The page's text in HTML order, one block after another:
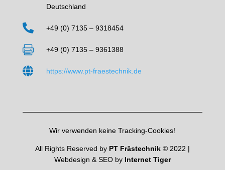
Deutschland
 +49 (0) 7135 – 9318454
 +49 (0) 7135 – 9361388
 https://www.pt-fraestechnik.de
Wir verwenden keine Tracking-Cookies!
All Rights Reserved byPT Frästechnik© 2022 |
Webdesign & SEO by Internet Tiger